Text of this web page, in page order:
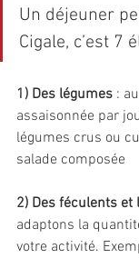
Un déjeuner
Cigale, c’est 7
1) Des légumes :
assaisonnée par
légumes crus ou
salade composée
2) Des féculents
adaptons la
votre activité.